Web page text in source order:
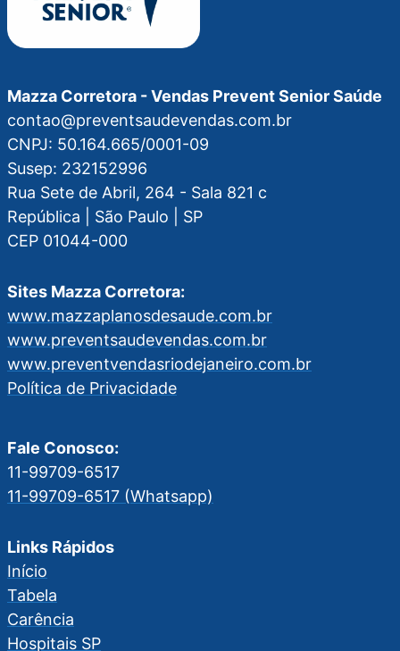
Mazza Corretora - Vendas Prevent Senior Saúde
contao@preventsaudevendas.com.br
CNPJ: 50.164.665/0001-09
Susep: 232152996
Rua Sete de Abril, 264 - Sala 821 c
República | São Paulo | SP
CEP 01044-000
Sites Mazza Corretora:
www.mazzaplanosdesaude.com.br
www.preventsaudevendas.com.br
www.preventvendasriodejaneiro.com.br
Política de Privacidade
Fale Conosco:
11-99709-6517
11-99709-6517 (Whatsapp)
Links Rápidos
Início
Tabela
Carência
Hospitais SP